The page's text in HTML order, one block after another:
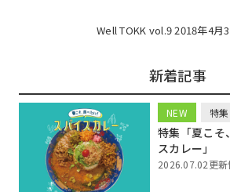
Well TOKK vol.9 2018年4月
新着記事
NEW 特集
特集「夏こそ
スカレー」
2026.07.02更新